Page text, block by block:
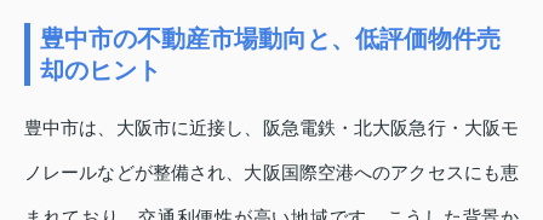
豊中市の不動産市場動向と、低評価物件売
却のヒント
豊中市は、大阪市に近接し、阪急電鉄・北大阪急行・大阪モ
ノレールなどが整備され、大阪国際空港へのアクセスにも恵